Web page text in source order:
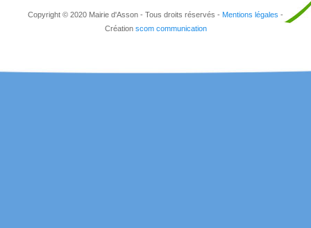
Copyright © 2020 Mairie d'Asson - Tous droits réservés - Mentions légales -
Création scom communication